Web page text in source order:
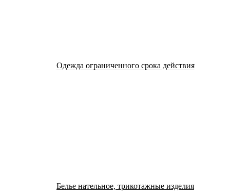
Одежда ограниченного срока действия
Белье нательное, трикотажные изделия